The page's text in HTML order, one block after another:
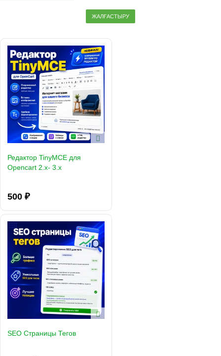
ЖАЛҒАСТЫРУ
Редактор TinyMCE для
Opencart 2.x- 3.x
500 ₽
SEO Страницы Тегов